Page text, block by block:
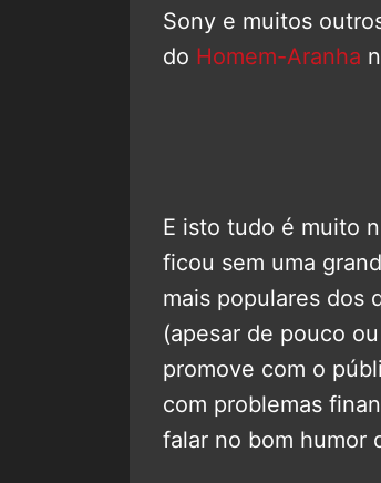
Sony e muitos
do Homem-Aranha
E isto tudo é muito
ficou sem uma
mais populares dos
(apesar de pouco
promove com o
com problemas
falar no bom humor